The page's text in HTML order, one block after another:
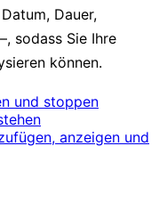
Dauer,
sodass Sie Ihre
können.
und stoppen
anzeigen und